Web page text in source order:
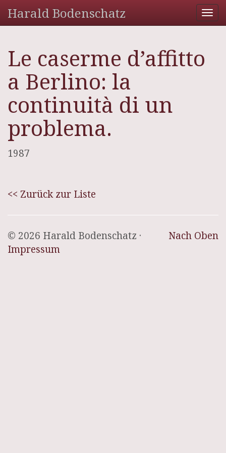
Harald Bodenschatz
Le caserme d’affitto
a Berlino: la
continuità di un
problema.
1987
<< Zurück zur Liste
Nach Oben
© 2026 Harald Bodenschatz ·
Impressum